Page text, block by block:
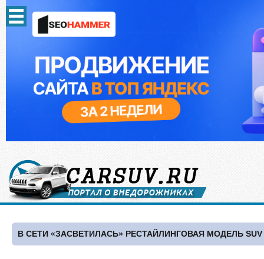
В СЕТИ «ЗАСВЕТИЛАСЬ» РЕСТАЙЛИНГОВАЯ МОДЕЛЬ SUV